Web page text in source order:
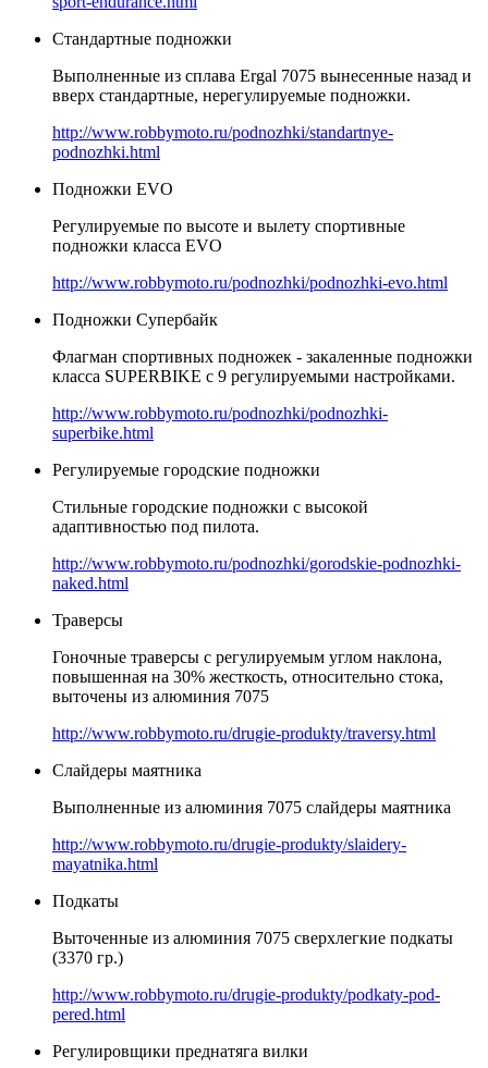
Стандартные подножки
Выполненные из сплава Ergal 7075 вынесенные назад и
вверх стандартные, нерегулируемые подножки.
http://www.robbymoto.ru/podnozhki/standartnye-
podnozhki.html
Подножки EVO
Регулируемые по высоте и вылету спортивные
подножки класса EVO
http://www.robbymoto.ru/podnozhki/podnozhki-evo.html
Подножки Супербайк
Флагман спортивных подножек - закаленные подножки
класса SUPERBIKE с 9 регулируемыми настройками.
http://www.robbymoto.ru/podnozhki/podnozhki-
superbike.html
Регулируемые городские подножки
Стильные городские подножки с высокой
адаптивностью под пилота.
http://www.robbymoto.ru/podnozhki/gorodskie-podnozhki-
naked.html
Траверсы
Гоночные траверсы с регулируемым углом наклона,
повышенная на 30% жесткость, относительно стока,
выточены из алюминия 7075
http://www.robbymoto.ru/drugie-produkty/traversy.html
Слайдеры маятника
Выполненные из алюминия 7075 слайдеры маятника
http://www.robbymoto.ru/drugie-produkty/slaidery-
mayatnika.html
Подкаты
Выточенные из алюминия 7075 сверхлегкие подкаты
(3370 гр.)
http://www.robbymoto.ru/drugie-produkty/podkaty-pod-
pered.html
Регулировщики преднатяга вилки